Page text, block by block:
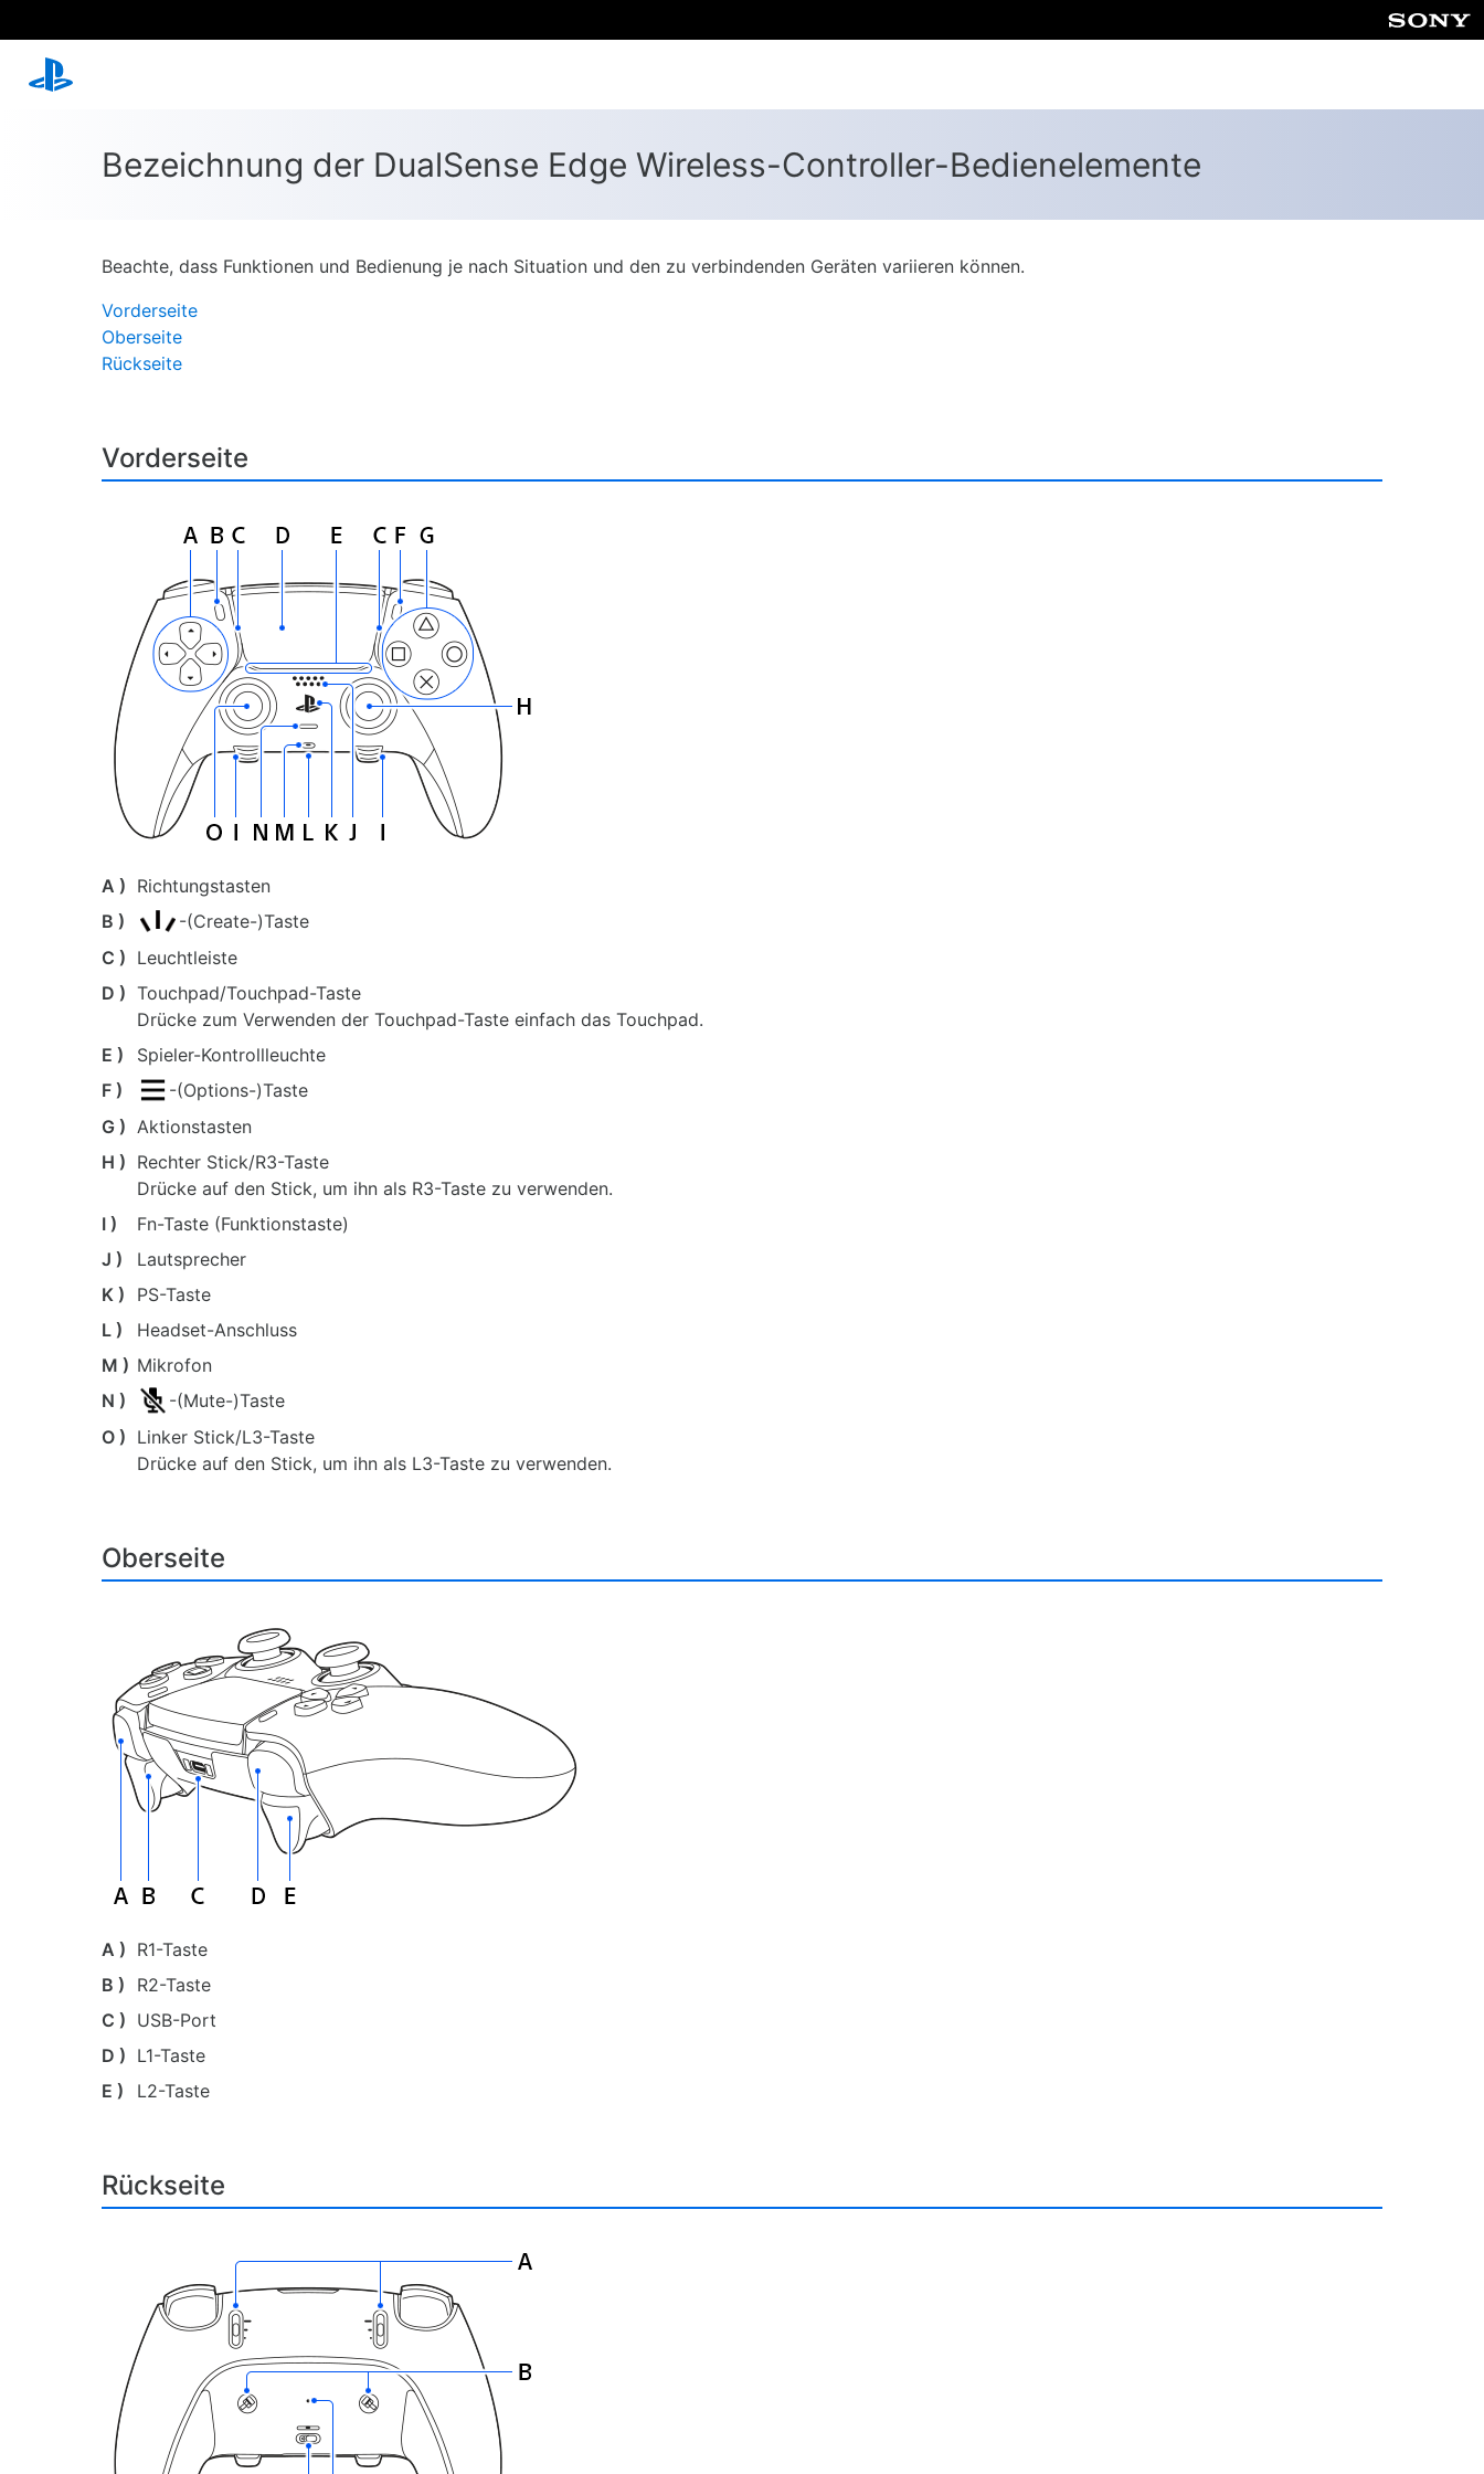
Bezeichnung der DualSense Edge Wireless-Controller-Bedienelemente
Beachte, dass Funktionen und Bedienung je nach Situation und den zu verbindenden Geräten variieren können.
Vorderseite
Oberseite
Rückseite
Vorderseite
A ) Richtungstasten
B )
-(Create-)Taste
C ) Leuchtleiste
D ) Touchpad/Touchpad-Taste
Drücke zum Verwenden der Touchpad-Taste einfach das Touchpad.
E )
Spieler-Kontrollleuchte
F )
-(Options-)Taste
G ) Aktionstasten
H ) Rechter Stick/R3-Taste
Drücke auf den Stick, um ihn als R3-Taste zu verwenden.
I )
Fn-Taste (Funktionstaste)
J )
Lautsprecher
K )
PS-Taste
L )
Headset-Anschluss
M ) Mikrofon
N )
-(Mute-)Taste
O ) Linker Stick/L3-Taste
Drücke auf den Stick, um ihn als L3-Taste zu verwenden.
Oberseite
A ) R1-Taste
B )
R2-Taste
C ) USB-Port
D ) L1-Taste
E )
L2-Taste
Rückseite